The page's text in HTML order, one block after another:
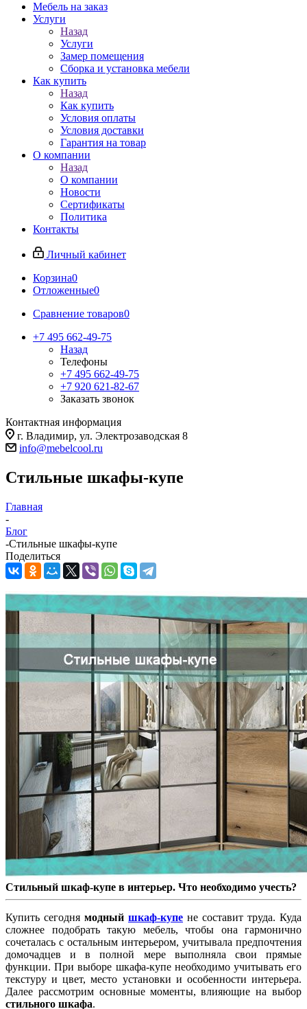
Мебель на заказ
Услуги
Назад
Услуги
Замер помещения
Сборка и установка мебели
Как купить
Назад
Как купить
Условия оплаты
Условия доставки
Гарантия на товар
О компании
Назад
О компании
Новости
Сертификаты
Политика
Контакты
Личный кабинет
Корзина0
Отложенные0
Сравнение товаров0
+7 495 662-49-75
Назад
Телефоны
+7 495 662-49-75
+7 920 621-82-67
Заказать звонок
Контактная информация
г. Владимир, ул. Электрозаводская 8
info@mebelcool.ru
Стильные шкафы-купе
Главная
-
Блог
-Стильные шкафы-купе
Поделиться
Стильный шкаф-купе в интерьер. Что необходимо учесть?
Купить сегодня модный шкаф-купе не составит труда. Куда
сложнее подобрать такую мебель, чтобы она гармонично
сочеталась с остальным интерьером, учитывала предпочтения
домочадцев и в полной мере выполняла свои прямые
функции. При выборе шкафа-купе необходимо учитывать его
текстуру и цвет, место установки и особенности интерьера.
Далее рассмотрим основные моменты, влияющие на выбор
стильного шкафа.